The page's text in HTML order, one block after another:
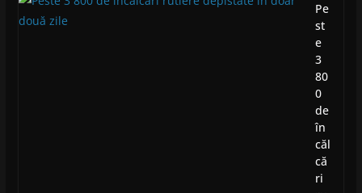
Pe
st
e
3
80
0
de
în
căl
că
ri